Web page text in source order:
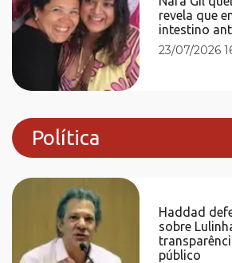
revela que
intestino
23/07/2026
Política
Haddad
sobre
público